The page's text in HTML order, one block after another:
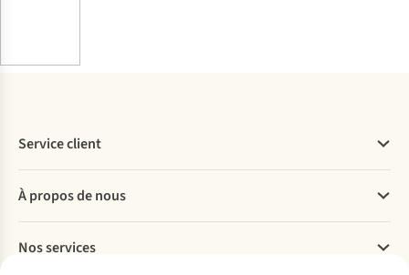
Service client
Commander
Payer
Livraison
À propos de nous
Explore More
Nos services